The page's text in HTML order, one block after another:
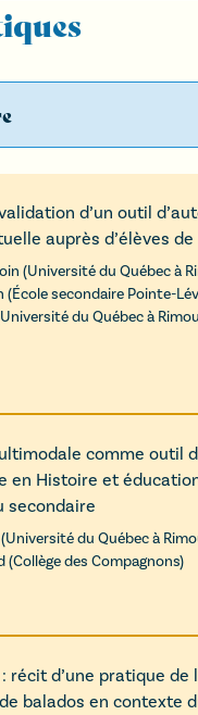
d’un outil
auprès d’élèves
(Université du Québec à
(École secondaire Pointe-
Université du Québec à
comme outil
en Histoire et
secondaire
(Université du Québec à
(Collège des Compagnons)
récit d’une pratique de
balados en contexte